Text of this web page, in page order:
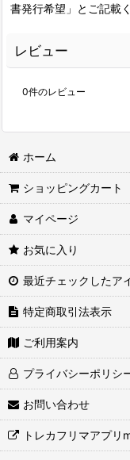
書発行希望」とご記載
レビュー
0件のレビュー
ホーム
ショッピングカート
マイページ
お気に入り
最近チェックしたア
特定商取引法表示
ご利用案内
プライバシーポリシ
お問い合わせ
トレカフリマアプリ